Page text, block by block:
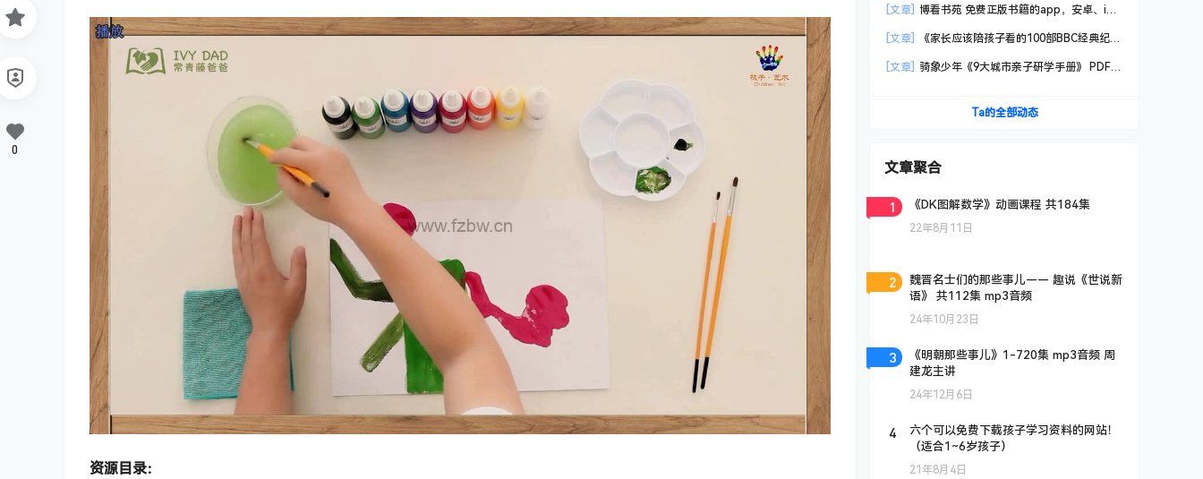
资源目录：
0
[文章]
博看书苑 免费正版书籍的app，安卓、iOS
[文章]
《家长应该陪孩子看的100部BBC经典纪录
[文章]
骑象少年《9大城市亲子研学手册》 PDF格
Ta的全部动态
文章聚合
1 《DK图解数学》动画课程 共184集
22年8月11日
2
魏晋名士们的那些事儿—— 趣说《世说新
语》 共112集 mp3音频
24年10月23日
3
《明朝那些事儿》1-720集 mp3音频 周
建龙主讲
24年12月6日
4
六个可以免费下载孩子学习资料的网站！
（适合1~6岁孩子）
21年8月4日